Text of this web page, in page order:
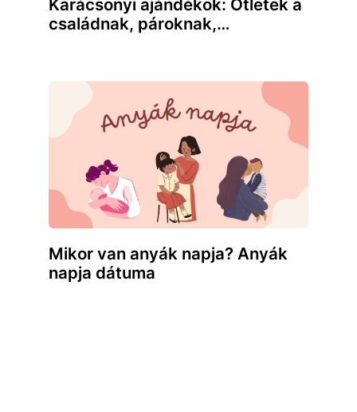
Karácsonyi ajándékok: Ötletek a
családnak, pároknak,…
Mikor van anyák napja? Anyák
napja dátuma